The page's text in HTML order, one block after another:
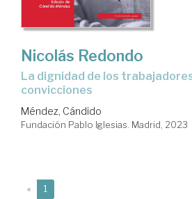
Nicolás Redondo
La dignidad de los trabajadores. La fuerza de las
convicciones
Méndez, Cándido
Fundación Pablo Iglesias. Madrid, 2023
« 1